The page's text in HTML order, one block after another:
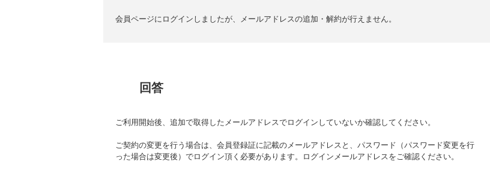
会員ページにログインしましたが、メールアドレスの追加・解約が行えません。
回答
ご利用開始後、追加で取得したメールアドレスでログインしていないか確認してください。
ご契約の変更を行う場合は、会員登録証に記載のメールアドレスと、パスワード（パスワード変更を行
った場合は変更後）でログイン頂く必要があります。ログインメールアドレスをご確認ください。